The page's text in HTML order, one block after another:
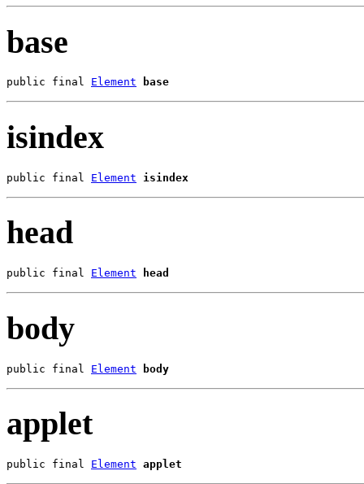
base
public final Element base
isindex
public final Element isindex
head
public final Element head
body
public final Element body
applet
public final Element applet